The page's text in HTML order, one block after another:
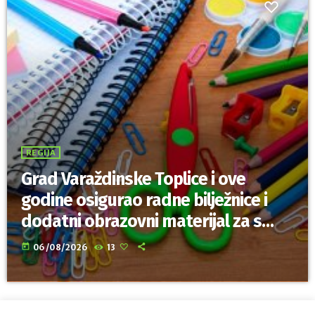
REGIJA
Grad Varaždinske Toplice i ove
godine osigurao radne bilježnice i
dodatni obrazovni materijal za sve
osnovnoškolce
today 06/08/2026 13